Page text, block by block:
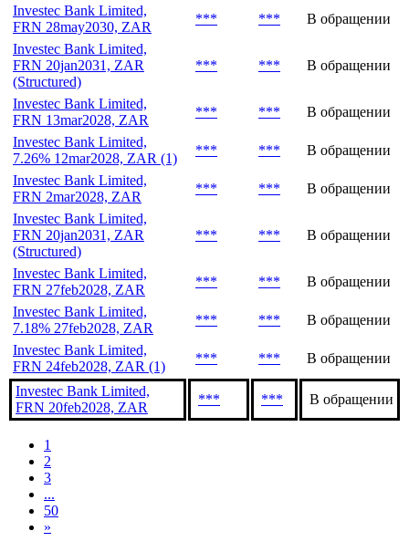
Investec Bank Limited,
FRN 28may2030, ZAR
*** ***
В обращении
Investec Bank Limited,
FRN 20jan2031, ZAR
(Structured)
*** *** В обращении
Investec Bank Limited,
FRN 13mar2028, ZAR
*** ***
В обращении
Investec Bank Limited,
7.26% 12mar2028, ZAR (1)
*** ***
В обращении
Investec Bank Limited,
FRN 2mar2028, ZAR
*** ***
В обращении
Investec Bank Limited,
FRN 20jan2031, ZAR
(Structured)
*** *** В обращении
Investec Bank Limited,
FRN 27feb2028, ZAR
*** ***
В обращении
Investec Bank Limited,
7.18% 27feb2028, ZAR
*** ***
В обращении
Investec Bank Limited,
FRN 24feb2028, ZAR (1)
*** *** В обращении
Investec Bank Limited,
FRN 20feb2028, ZAR
*** *** В обращении
1
2
3
...
50
»